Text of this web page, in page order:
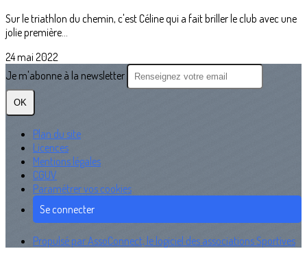
Sur le triathlon du chemin, c'est Céline qui a fait briller le club avec une
jolie première...
24 mai 2022
Je m'abonne à la newsletter
OK
Plan du site
Licences
Mentions légales
CGUV
Paramétrer vos cookies
Se connecter
Propulsé par AssoConnect, le logiciel des associations Sportives